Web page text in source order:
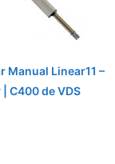
Manual Linear11 –
C400 de VDS